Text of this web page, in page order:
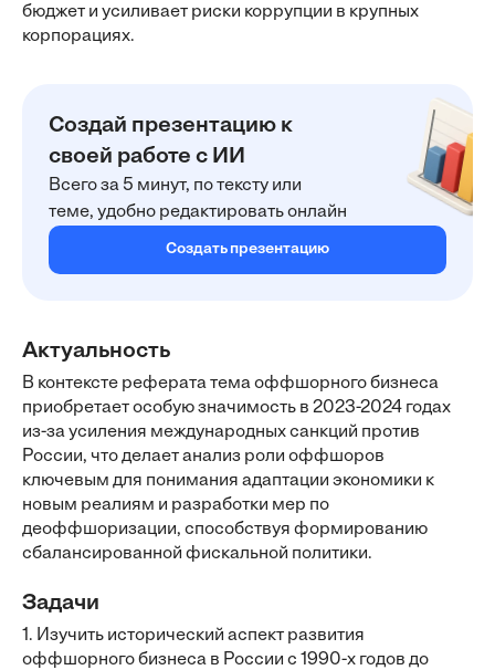
бюджет и усиливает риски коррупции в крупных
корпорациях.
Создай презентацию к
своей работе с ИИ
Всего за 5 минут, по тексту или
теме, удобно редактировать онлайн
Создать презентацию
Актуальность
В контексте реферата тема оффшорного бизнеса
приобретает особую значимость в 2023-2024 годах
из-за усиления международных санкций против
России, что делает анализ роли оффшоров
ключевым для понимания адаптации экономики к
новым реалиям и разработки мер по
деоффшоризации, способствуя формированию
сбалансированной фискальной политики.
Задачи
1. Изучить исторический аспект развития
оффшорного бизнеса в России с 1990-х годов до